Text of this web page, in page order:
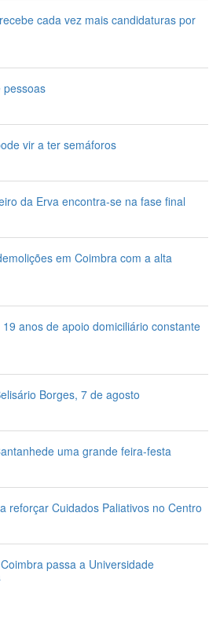
cada vez mais candidaturas por
pessoas
vir a ter semáforos
da Erva encontra-se na fase final
em Coimbra com a alta
anos de apoio domiciliário constante
Borges, 7 de agosto
uma grande feira-festa
reforçar Cuidados Paliativos no Centro
passa a Universidade